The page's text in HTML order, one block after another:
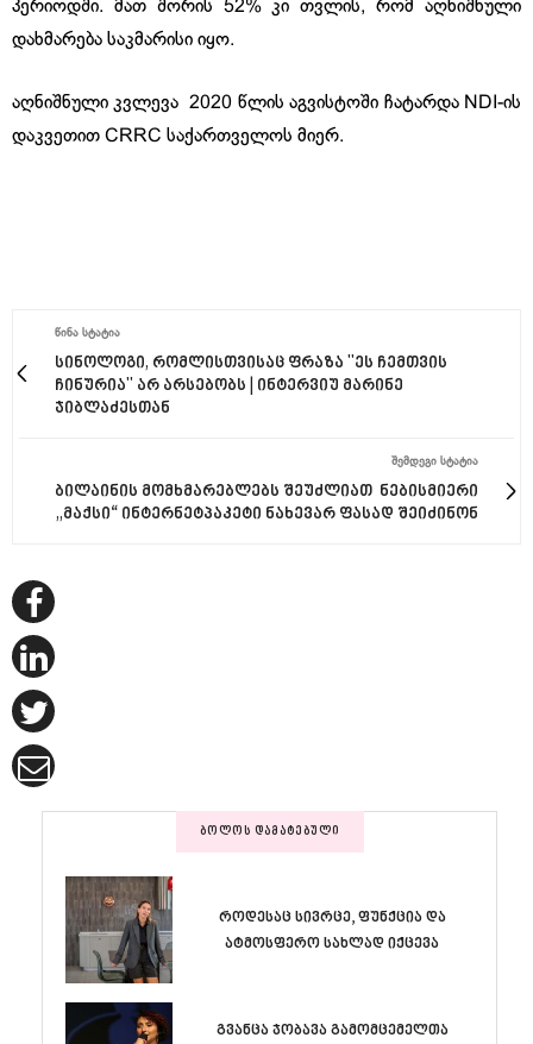
პერიოდში. მათ შორის 52% კი თვლის, რომ აღნიშნული
დახმარება საკმარისი იყო.
აღნიშნული კვლევა 2020 წლის აგვისტოში ჩატარდა NDI-ის
დაკვეთით CRRC საქართველოს მიერ.
ᲬᲘᲜᲐ ᲡᲢᲐᲢᲘᲐ
სინოლოგი, რომლისთვისაც ფრაზა "ეს ჩემთვის
ჩინურია" არ არსებობს | ინტერვიუ მარინე
ჯიბლაძესთან
ᲨᲔᲛᲓᲔᲒᲘ ᲡᲢᲐᲢᲘᲐ
ბილაინის მომხმარებლებს შეუძლიათ ნებისმიერი
„მაქსი“ ინტერნეტპაკეტი ნახევარ ფასად შეიძინონ
ᲑᲝᲚᲝᲡ ᲓᲐᲛᲐᲢᲔᲑᲣᲚᲘ
როდესაც სივრცე, ფუნქცია და
ატმოსფერო სახლად იქცევა
გვანცა ჯობავა გამომცემელთა